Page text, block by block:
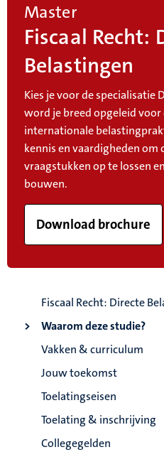
Master
Fiscaal Recht:
Belastingen
Kies je voor de specialisatie
word je breed opgeleid voor
internationale
kennis en vaardigheden om
vraagstukken op te lossen
bouwen.
Download brochure
Fiscaal Recht: Directe
Waarom deze studie?
Vakken & curriculum
Jouw toekomst
Toelatingseisen
Toelating & inschrijving
Collegegelden